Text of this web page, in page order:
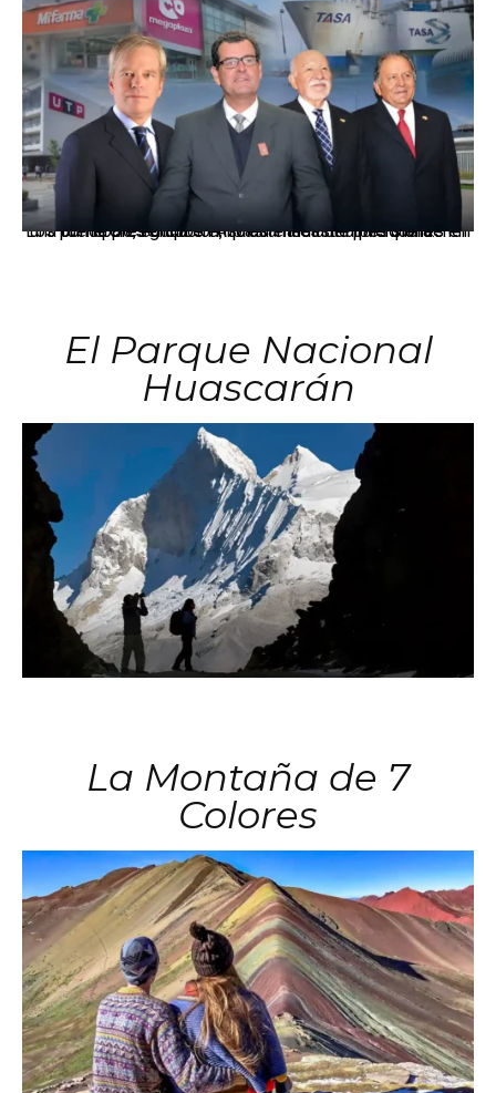
Los principales grupos empresariales del país mantienen una fuerte presencia en Áncash mediante inversiones en comercio, educación, salud e industria pesquera.
El Parque Nacional
Huascarán
La Montaña de 7
Colores